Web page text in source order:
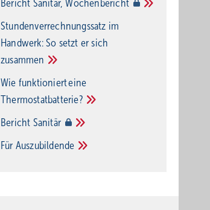
Bericht Sanitär,Wochenbericht
Stundenverrechnungssatz im
Handwerk: So setzt er sich
zusammen
Wie funktioniert eine
Thermostatbatterie?
Bericht Sanitär
Für Auszubildende